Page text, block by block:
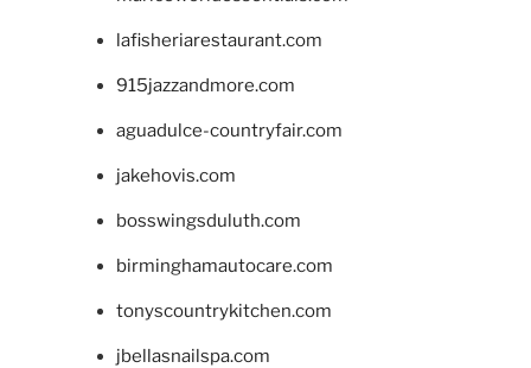
lafisheriarestaurant.com
915jazzandmore.com
aguadulce-countryfair.com
jakehovis.com
bosswingsduluth.com
birminghamautocare.com
tonyscountrykitchen.com
jbellasnailspa.com